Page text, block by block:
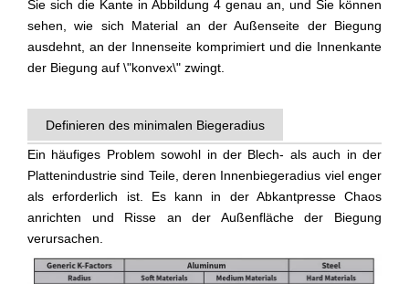
Sie sich die Kante in Abbildung 4 genau an, und Sie können
sehen, wie sich Material an der Außenseite der Biegung
ausdehnt, an der Innenseite komprimiert und die Innenkante
der Biegung auf \"konvex\" zwingt.
Definieren des minimalen Biegeradius
Ein häufiges Problem sowohl in der Blech- als auch in der
Plattenindustrie sind Teile, deren Innenbiegeradius viel enger
als erforderlich ist. Es kann in der Abkantpresse Chaos
anrichten und Risse an der Außenfläche der Biegung
verursachen.